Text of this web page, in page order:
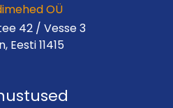
OÜ
42 / Vesse 3
Eesti 11415